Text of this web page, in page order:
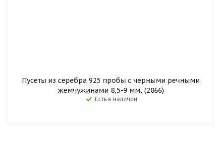
Пусеты из серебра 925 пробы с черными речными
жемчужинами 8,5-9 мм, (2866)
Есть в наличии